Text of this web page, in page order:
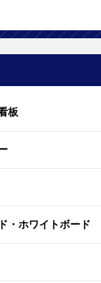
板
・ホワイトボード